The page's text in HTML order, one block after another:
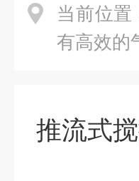
当前位置
有高效的
推流式